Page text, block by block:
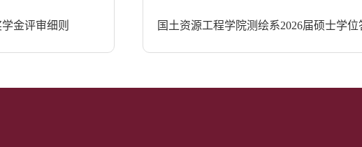
金评审细则 国土资源工程学院测绘系2026届硕士学